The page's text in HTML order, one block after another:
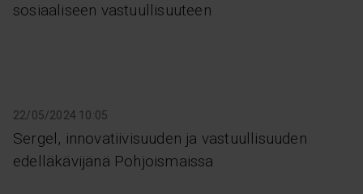
sosiaaliseen vastuullisuuteen
22/05/2024 10:05
Sergel, innovatiivisuuden ja vastuullisuuden
edelläkävijänä Pohjoismaissa